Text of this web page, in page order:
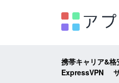
携帯キャリア&格
ExpressVPN